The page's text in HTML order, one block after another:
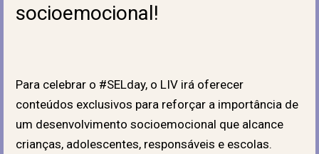
socioemocional!
Para celebrar o #SELday, o LIV irá oferecer
conteúdos exclusivos para reforçar a importância de
um desenvolvimento socioemocional que alcance
crianças, adolescentes, responsáveis e escolas.